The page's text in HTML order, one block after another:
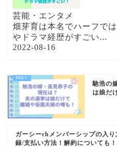
芸能・エンタメ
畑芽育は本名でハーフで
やドラマ経歴がすごい...
2022-08-16
馳浩の
は娘だ
ガーシーchメンバーシップの入り
録/支払い方法！解約についても！